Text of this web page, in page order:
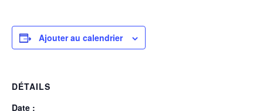
Ajouter au calendrier
DÉTAILS
Date :